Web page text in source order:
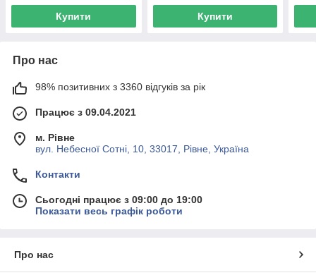
Купити Купити
Про нас
98% позитивних з 3360 відгуків за рік
Працює з 09.04.2021
м. Рівне
вул. Небесної Сотні, 10, 33017, Рівне, Україна
Контакти
Сьогодні працює з 09:00 до 19:00
Показати весь графік роботи
Про нас